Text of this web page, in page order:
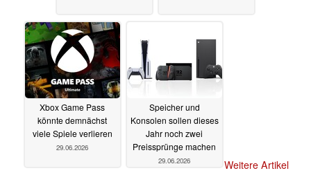
Xbox Game Pass
könnte demnächst
viele Spiele verlieren
29.06.2026
Speicher und
Konsolen sollen dieses
Jahr noch zwei
Preissprünge machen
29.06.2026
Weitere Artikel